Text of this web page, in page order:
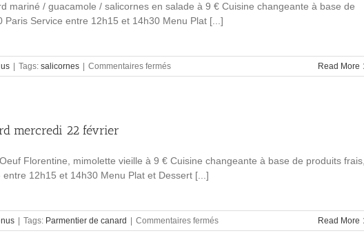
mariné / guacamole / salicornes en salade à 9 € Cuisine changeante à base de
Service entre 12h15 et 14h30 Menu Plat [...]
Tags: salicornes Commentaires ferméssur
Déjeuner
Read More
mercredi 22 février
Florentine, mimolette vieille à 9 € Cuisine changeante à base de produits frais,
12h15 et 14h30 Menu Plat et Dessert [...]
Tags: Parmentier de canard Commentaires ferméssur
Déjeuner
Read More